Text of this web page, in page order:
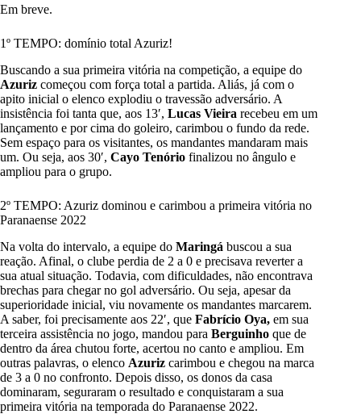
Em breve.
1º TEMPO: domínio total Azuriz!
Buscando a sua primeira vitória na competição, a equipe do
Azuriz começou com força total a partida. Aliás, já com o
apito inicial o elenco explodiu o travessão adversário. A
insistência foi tanta que, aos 13′, Lucas Vieira recebeu em um
lançamento e por cima do goleiro, carimbou o fundo da rede.
Sem espaço para os visitantes, os mandantes mandaram mais
um. Ou seja, aos 30′, Cayo Tenório finalizou no ângulo e
ampliou para o grupo.
2º TEMPO: Azuriz dominou e carimbou a primeira vitória no
Paranaense 2022
Na volta do intervalo, a equipe do Maringá buscou a sua
reação. Afinal, o clube perdia de 2 a 0 e precisava reverter a
sua atual situação. Todavia, com dificuldades, não encontrava
brechas para chegar no gol adversário. Ou seja, apesar da
superioridade inicial, viu novamente os mandantes marcarem.
A saber, foi precisamente aos 22′, que Fabrício Oya, em sua
terceira assistência no jogo, mandou para Berguinho que de
dentro da área chutou forte, acertou no canto e ampliou. Em
outras palavras, o elenco Azuriz carimbou e chegou na marca
de 3 a 0 no confronto. Depois disso, os donos da casa
dominaram, seguraram o resultado e conquistaram a sua
primeira vitória na temporada do Paranaense 2022.